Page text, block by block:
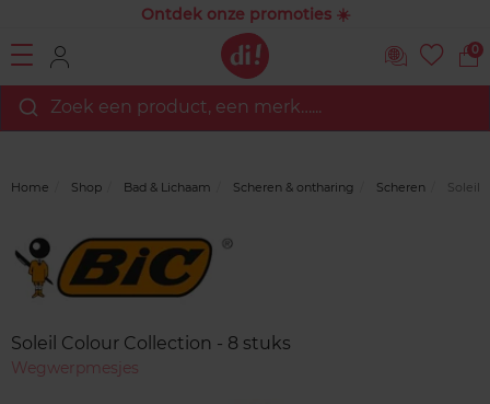
Ontdek onze promoties ☀️
0
Zoek een product, een merk…...
Home Shop Bad & Lichaam Scheren & ontharing Scheren Soleil
Soleil Colour Collection - 8 stuks
Wegwerpmesjes